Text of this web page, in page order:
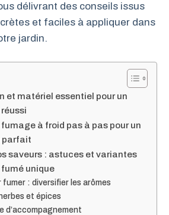
délivrant des conseils issus
et faciles à appliquer dans
jardin.
et matériel essentiel pour un
à froid pas à pas pour un
parfait
saveurs : astuces et variantes
fumé unique
fumer : diversifier les arômes
et épices
d’accompagnement